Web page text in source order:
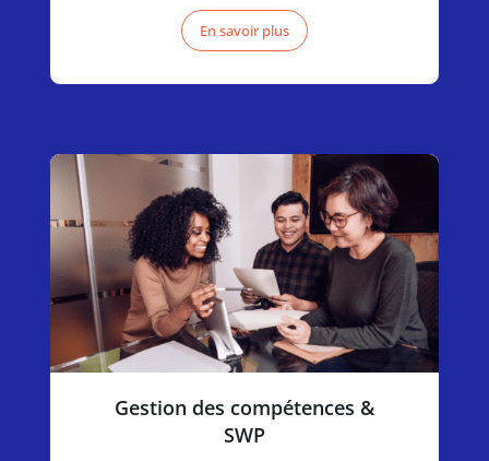
En savoir plus
Gestion des compétences &
SWP